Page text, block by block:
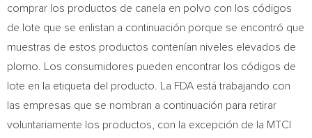
comprar los productos de canela en polvo con los códigos
de lote que se enlistan a continuación porque se encontró que
muestras de estos productos contenían niveles elevados de
plomo. Los consumidores pueden encontrar los códigos de
lote en la etiqueta del producto. La FDA está trabajando con
las empresas que se nombran a continuación para retirar
voluntariamente los productos, con la excepción de la MTCI